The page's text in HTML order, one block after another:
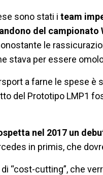
sono stati i team
del campionato
le
stava per essere
a farne le spese è
del Prototipo LMP1
nel 2017 un
in primis, che
di “cost-cutting”, che